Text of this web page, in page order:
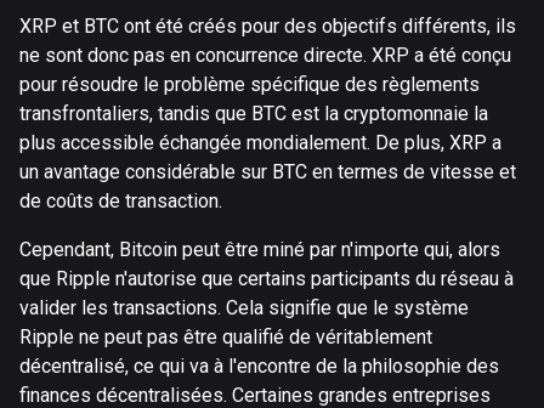
XRP et BTC ont été créés pour des objectifs différents, ils
ne sont donc pas en concurrence directe. XRP a été conçu
pour résoudre le problème spécifique des règlements
transfrontaliers, tandis que BTC est la cryptomonnaie la
plus accessible échangée mondialement. De plus, XRP a
un avantage considérable sur BTC en termes de vitesse et
de coûts de transaction.
Cependant, Bitcoin peut être miné par n'importe qui, alors
que Ripple n'autorise que certains participants du réseau à
valider les transactions. Cela signifie que le système
Ripple ne peut pas être qualifié de véritablement
décentralisé, ce qui va à l'encontre de la philosophie des
finances décentralisées. Certaines grandes entreprises